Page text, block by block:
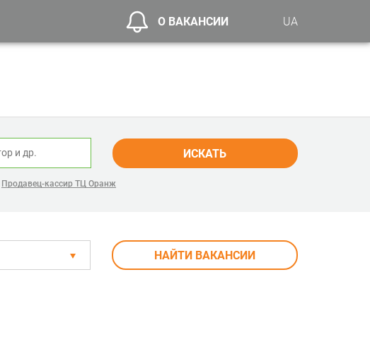
О ВАКАНСИИ UA
ИСКАТЬ
Продавец-кассир ТЦ Оранж
НАЙТИ ВАКАНСИИ